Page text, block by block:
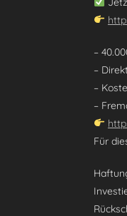
–
–
–
–
Für